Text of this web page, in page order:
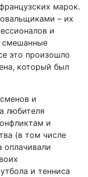
марок.
– их
и
смешанные
это произошло
который был
и
любителя
и
(в том числе
оплачивали
и тенниса